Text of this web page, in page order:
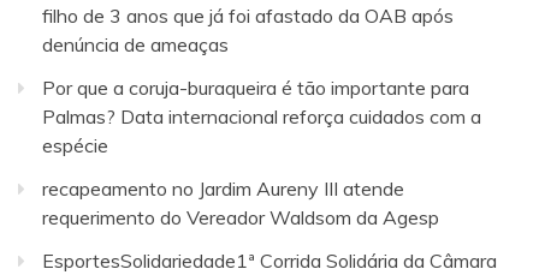
filho de 3 anos que já foi afastado da OAB após
denúncia de ameaças
Por que a coruja-buraqueira é tão importante para
Palmas? Data internacional reforça cuidados com a
espécie
recapeamento no Jardim Aureny III atende
requerimento do Vereador Waldsom da Agesp
EsportesSolidariedade1ª Corrida Solidária da Câmara